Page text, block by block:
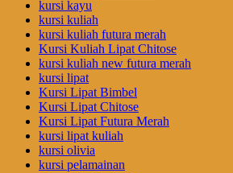
kursi kayu
kursi kuliah
kursi kuliah futura merah
Kursi Kuliah Lipat Chitose
kursi kuliah new futura merah
kursi lipat
Kursi Lipat Bimbel
Kursi Lipat Chitose
Kursi Lipat Futura Merah
kursi lipat kuliah
kursi olivia
kursi pelamainan